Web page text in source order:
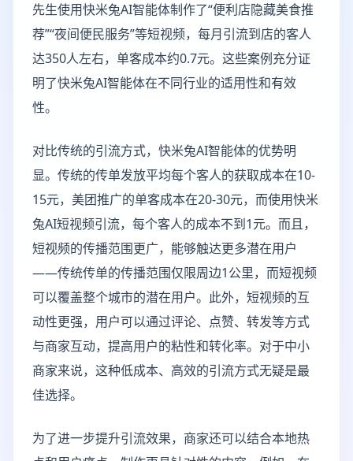
先生使用快米兔AI智能体制作了“便利店隐藏美食推
荐”“夜间便民服务”等短视频，每月引流到店的客人
达350人左右，单客成本约0.7元。这些案例充分证
明了快米兔AI智能体在不同行业的适用性和有效
性。
对比传统的引流方式，快米兔AI智能体的优势明
显。传统的传单发放平均每个客人的获取成本在10-
15元，美团推广的单客成本在20-30元，而使用快米
兔AI短视频引流，每个客人的成本不到1元。而且，
短视频的传播范围更广，能够触达更多潜在用户
——传统传单的传播范围仅限周边1公里，而短视频
可以覆盖整个城市的潜在用户。此外，短视频的互
动性更强，用户可以通过评论、点赞、转发等方式
与商家互动，提高用户的粘性和转化率。对于中小
商家来说，这种低成本、高效的引流方式无疑是最
佳选择。
为了进一步提升引流效果，商家还可以结合本地热